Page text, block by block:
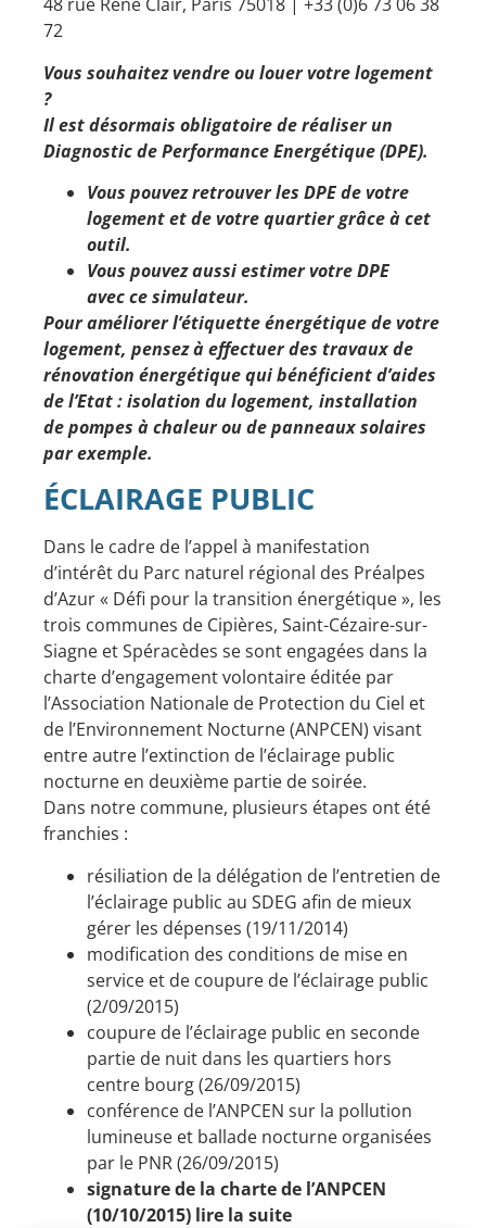
72
Vous souhaitez vendre ou louer votre logement
?
Il est désormais obligatoire de réaliser un
Diagnostic de Performance Energétique (DPE).
Vous pouvezretrouver les DPE de votre
logement et de votre quartiergrâce à cet
outil.
Vous pouvez aussi estimer votre DPE
avecce simulateur.
Pour améliorer l’étiquette énergétique de votre
logement, pensez à effectuer des travaux de
rénovation énergétique qui bénéficient d’aides
de l’Etat : isolation du logement, installation
depompes à chaleurou de panneaux solaires
par exemple.
ÉCLAIRAGE PUBLIC
Dans le cadre de l’appel à manifestation
d’intérêt du Parc naturel régional des Préalpes
d’Azur « Défi pour la transition énergétique », les
trois communes de Cipières, Saint-Cézaire-sur-
Siagne et Spéracèdes se sont engagées dans la
charte d’engagement volontaire éditée par
l’Association Nationale de Protection du Ciel et
de l’Environnement Nocturne (ANPCEN) visant
entre autre l’extinction de l’éclairage public
nocturne en deuxième partie de soirée.
Dans notre commune, plusieurs étapes ont été
franchies :
résiliation de la délégation de l’entretien de
l’éclairage public au SDEG afin de mieux
gérer les dépenses (19/11/2014)
modification des conditions de mise en
service et de coupure de l’éclairage public
(2/09/2015)
coupure de l’éclairage public en seconde
partie de nuit dans les quartiers hors
centre bourg (26/09/2015)
conférence de l’ANPCEN sur la pollution
lumineuse et ballade nocturne organisées
par le PNR (26/09/2015)
​signature de la charte de l’ANPCEN
(10/10/2015) lire la suite